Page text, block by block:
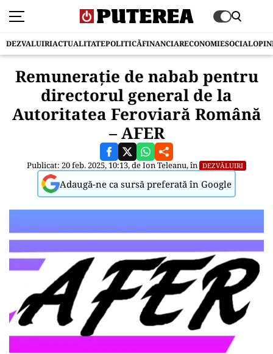
DEZVALUIRIACTUALITATEPOLITICĂFINANCIARECONOMIESOCIAL
Remunerație de nabab pentru
directorul general de la
Autoritatea Feroviară Română
– AFER
Publicat: 20 feb. 2025, 10:13, deIon Teleanu, în DEZVĂLUIRI
Adaugă-ne ca sursă preferată în Google